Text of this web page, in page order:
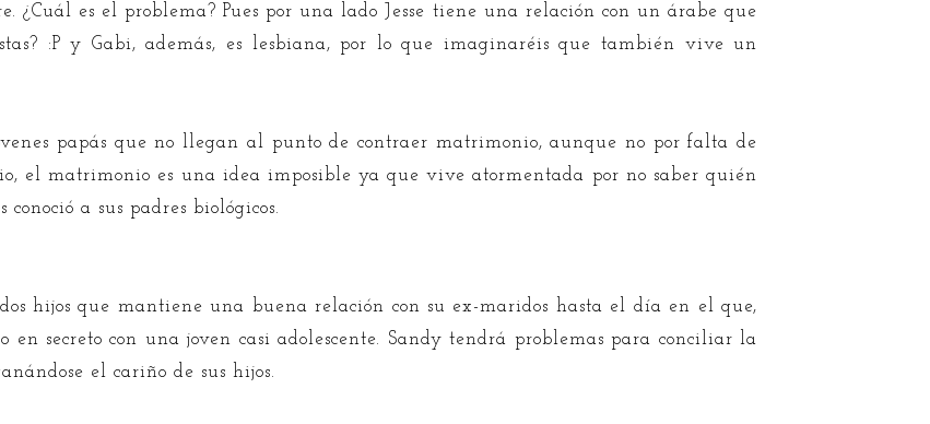
¿Cuál es el problema? Pues por una lado Jesse tiene una relación con un árabe que
:P y Gabi, además, es lesbiana, por lo que imaginaréis que también vive un
papás que no llegan al punto de contraer matrimonio, aunque no por falta de
el matrimonio es una idea imposible ya que vive atormentada por no saber quién
a sus padres biológicos.
hijos que mantiene una buena relación con su ex-maridos hasta el día en el que,
en secreto con una joven casi adolescente. Sandy tendrá problemas para conciliar la
el cariño de sus hijos.